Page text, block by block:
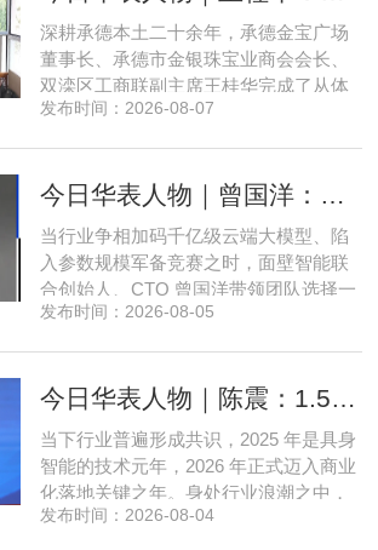
职研究生，中共党员。曾任北京
深耕承德本土二十余年，承德金宝广场
董事长、承德市金银珠宝业商会会长、
双滦区工商联副主席王桂华完成了从体
制内从业者、玉石珠宝创业者，到地产
来，三四线城市创业最忌讳浮躁跟风、
立足本地需求顺势迭代，方能穿
发布时间：2026-08-07
当行业争相加码千亿级云端大模型、陷
入参数规模军备竞赛之时，面壁智能联
合创始人、CTO 曾国洋带领团队选择一
条小众赛道：深耕端侧轻量化大模型，
的技术深耕与严谨的工程思维，走出国
布局中，自然流畅的全模态
发布时间：2026-08-05
当下行业普遍形成共识，2025 年是具身
智能的技术元年，2026 年正式迈入商业
化落地关键之年。身处行业浪潮之中，
享刻智能创始人、CEO 陈震表示，当前
发布时间：2026-08-04